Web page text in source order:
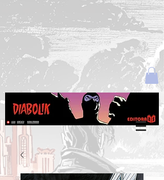
Login
LOJA CONTATO MEUS PEDIDOS